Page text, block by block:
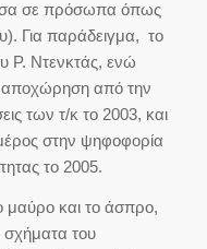
σε πρόσωπα όπως
Για παράδειγμα, το
Ρ. Ντενκτάς, ενώ
αποχώρηση από την
των τ/κ το 2003, και
στην ψηφοφορία
το 2005.
μαύρο και το άσπρο,
του